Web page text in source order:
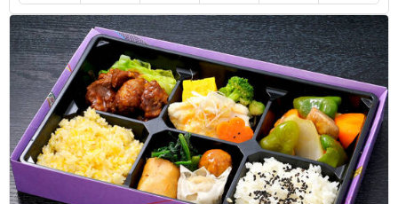
た瞬間「美味しそう」という声があがりました 彩も綺麗
でご飯が2種類もうれしいです またお茶が付いているのも
好評でした
ご利用シーン：法事・お葬式›お葬式
静岡県静岡市葵区慈悲尾2025/02/27